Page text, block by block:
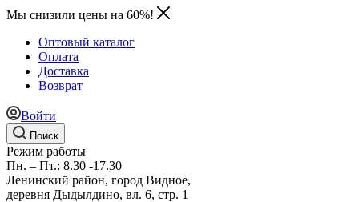
Мы снизили цены на 60%!
Оптовый каталог
Оплата
Доставка
Возврат
Войти
Поиск
Режим работы
Пн. – Пт.: 8.30 -17.30
Ленинский район, город Видное,
деревня Дыдылдино, вл. 6, стр. 1